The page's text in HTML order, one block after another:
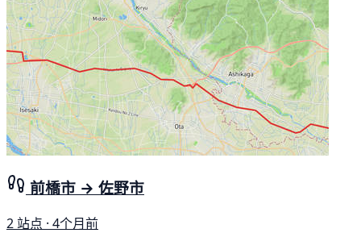
前橋市 → 佐野市
2 站点 · 4个月前